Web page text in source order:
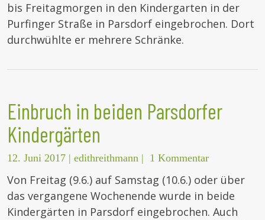
bis Freitagmorgen in den Kindergarten in der
Purfinger Straße in Parsdorf eingebrochen. Dort
durchwühlte er mehrere Schränke.
Einbruch in beiden Parsdorfer
Kindergärten
12. Juni 2017 | edithreithmann | 1 Kommentar
Von Freitag (9.6.) auf Samstag (10.6.) oder über
das vergangene Wochenende wurde in beide
Kindergärten in Parsdorf eingebrochen. Auch